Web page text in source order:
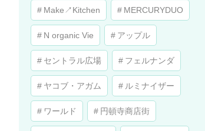
Make↗︎Kitchen MERCURYDUO
N organic Vie アップル
セントラル広場 フェルナンダ
ヤコブ・アガム ルミナイザー
ワールド 円頓寺商店街